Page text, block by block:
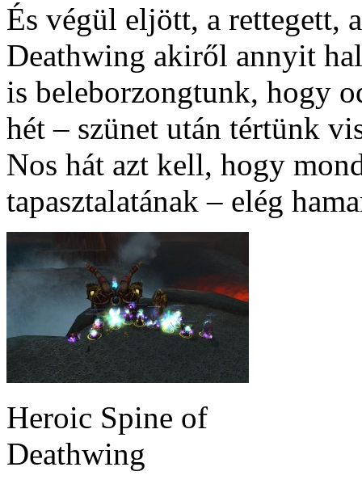
És végül eljött, a rettegett,
Deathwing akiről annyit
is beleborzongtunk, hogy
hét – szünet után tértünk
Nos hát azt kell, hogy
tapasztalatának – elég
Heroic Spine of
Deathwing